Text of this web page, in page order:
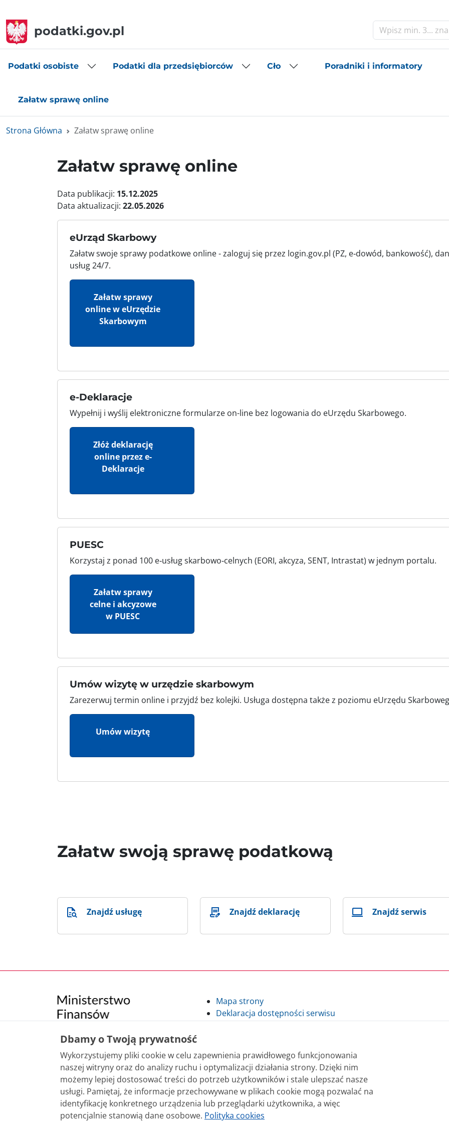
podatki.gov.pl
Podatki osobiste Podatki dla przedsiębiorców Cło Poradniki i informatory
Załatw sprawę online
Strona Główna Załatw sprawę online
Załatw sprawę online
Data publikacji: 15.12.2025
Data aktualizacji: 22.05.2026
eUrząd Skarbowy
Załatw swoje sprawy podatkowe online - zaloguj się przez login.gov.pl (PZ, e‑dowód, bankowość),
usług 24/7.
Załatw sprawy
online w eUrzędzie
Skarbowym
e-Deklaracje
Wypełnij i wyślij elektroniczne formularze on-line bez logowania do eUrzędu Skarbowego.
Złóż deklarację
online przez e-
Deklaracje
PUESC
Korzystaj z ponad 100 e‑usług skarbowo‑celnych (EORI, akcyza, SENT, Intrastat) w jednym portalu.
Załatw sprawy
celne i akcyzowe
w PUESC
Umów wizytę w urzędzie skarbowym
Zarezerwuj termin online i przyjdź bez kolejki. Usługa dostępna także z poziomu eUrzędu
Umów wizytę
Załatw swoją sprawę podatkową
Znajdź usługę Znajdź deklarację Znajdź serwis
Mapa strony
Deklaracja dostępności serwisu
Polityka cookie
Klauzula informacyjna Szefa Krajowej Administracji Skarbowej
podatki.gov.pl - archiwum
Treści zamieszczone w serwisie udostępniamy bezpłatnie. Korzystanie z treści opublikowanych w
sposobu korzystania, nie wymaga zgody Ministerstwa Finansów. Treści znaczone w serwisie jako
nie jest to stwierdzone inaczej, są udostępniane na licencji Creative Commons Uznanie Autorstwa 3.0
Dbamy o Twoją prywatność
Wykorzystujemy pliki cookie w celu zapewnienia prawidłowego funkcjonowania
naszej witryny oraz do analizy ruchu i optymalizacji działania strony. Dzięki nim
możemy lepiej dostosować treści do potrzeb użytkowników i stale ulepszać nasze
usługi. Pamiętaj, że informacje przechowywane w plikach cookie mogą pozwalać na
identyfikację konkretnego urządzenia lub przeglądarki użytkownika, a więc
potencjalnie stanowią dane osobowe. Polityka cookies